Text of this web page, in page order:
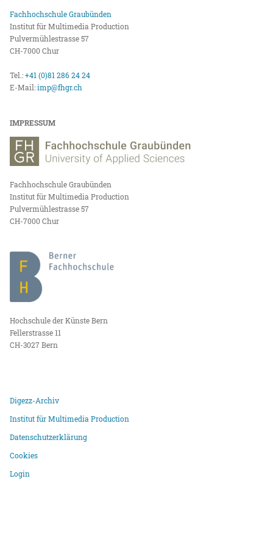
Fachhochschule Graubünden
Institut für Multimedia Production
Pulvermühlestrasse 57
CH-7000 Chur
Tel.:+41 (0)81 286 24 24
E-Mail:imp@fhgr.ch
IMPRESSUM
Fachhochschule Graubünden
Institut für Multimedia Production
Pulvermühlestrasse 57
CH-7000 Chur
Hochschule der Künste Bern
Fellerstrasse 11
CH-3027 Bern
Digezz-Archiv
Institut für Multimedia Production
Datenschutzerklärung
Cookies
Login